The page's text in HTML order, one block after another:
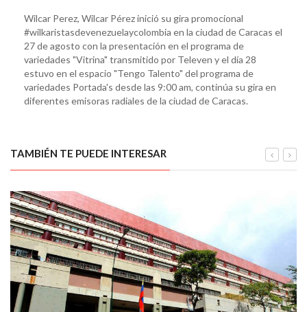
Wilcar Perez, Wilcar Pérez inició su gira promocional
#wilkaristasdevenezuelaycolombia en la ciudad de Caracas el
27 de agosto con la presentación en el programa de
variedades "Vitrina" transmitido por Televen y el día 28
estuvo en el espacio "Tengo Talento" del programa de
variedades Portada's desde las 9:00 am, continúa su gira en
diferentes emisoras radiales de la ciudad de Caracas.
TAMBIÉN TE PUEDE INTERESAR